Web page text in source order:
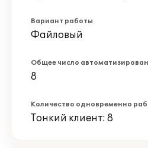
Вариант работы
Файловый
Общее число
8
Количество одновременно
Тонкий клиент: 8